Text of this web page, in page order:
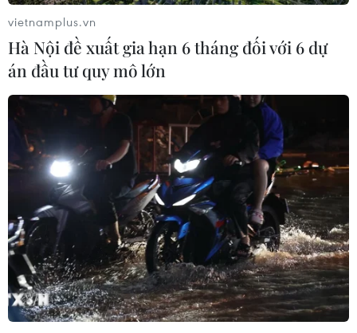
Xuân quê hương đậm vị Tết cổ truyền của
cộng đồng người Việt ở Campuchia
31/01/2024 00:01
vietnamplus.vn
Hà Nội đề xuất gia hạn 6 tháng đối với 6 dự
án đầu tư quy mô lớn